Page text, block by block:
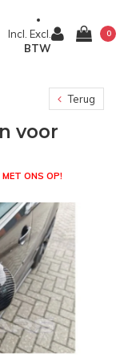
Incl. Excl.
BTW
0
Terug
voor
MET ONS OP!